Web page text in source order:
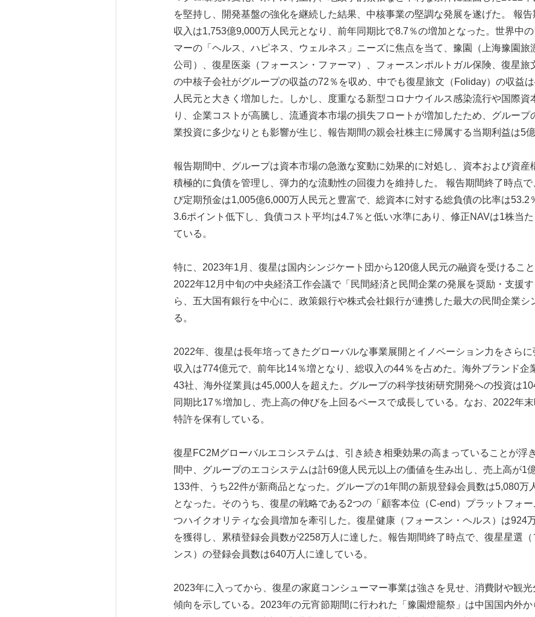
を堅持し、開発基盤の強化を継続した結果、中核事業の堅調な発展を遂げた。 報
収入は1,753億9,000万人民元となり、前年同期比で8.7％の増加となった。世界中
マーの「ヘルス、ハピネス、ウェルネス」ニーズに焦点を当て、豫園（上海豫園旅
公司）、復星医薬（フォースン・ファーマ）、フォースンポルトガル保険、復星旅
の中核子会社がグループの収益の72％を収め、中でも復星旅文（Foliday）の収益
人民元と大きく増加した。しかし、度重なる新型コロナウイルス感染流行や国際資
り、企業コストが高騰し、流通資本市場の損失フロートが増加したため、グループ
業投資に多少なりとも影響が生じ、報告期間の親会社株主に帰属する当期利益は5
報告期間中、グループは資本市場の急激な変動に効果的に対処し、資本および資産
積極的に負債を管理し、弾力的な流動性の回復力を維持した。 報告期間終了時点
び定期預金は1,005億6,000万人民元と豊富で、総資本に対する総負債の比率は53.2
3.6ポイント低下し、負債コスト平均は4.7％と低い水準にあり、修正NAVは1株当
ている。
特に、2023年1月、復星は国内シンジケート団から120億人民元の融資を受けること
2022年12月中旬の中央経済工作会議で「民間経済と民間企業の発展を奨励・支援
ら、五大国有銀行を中心に、政策銀行や株式会社銀行が連携した最大の民間企業シ
る。
2022年、復星は長年培ってきたグローバルな事業展開とイノベーション力をさら
収入は774億元で、前年比14％増となり、総収入の44％を占めた。海外ブランド企
43社、海外従業員は45,000人を超えた。グループの科学技術研究開発への投資は
同期比17％増加し、売上高の伸びを上回るペースで成長している。なお、2022年
特許を保有している。
復星FC2Mグローバルエコシステムは、引き続き相乗効果の高まっていることが浮
間中、グループのエコシステムは計69億人民元以上の価値を生み出し、売上高が1
133件、うち22件が新商品となった。グループの1年間の新規登録会員数は5,080万
となった。そのうち、復星の戦略である2つの「顧客本位（C-end）プラットフォ
つハイクオリティな会員増加を牽引した。復星健康（フォースン・ヘルス）は924
を獲得し、累積登録会員数が2258万人に達した。報告期間終了時点で、復星星選
ンス）の登録会員数は640万人に達している。
2023年に入ってから、復星の家庭コンシューマー事業は強さを見せ、消費財や観
傾向を示している。2023年の元宵節期間に行われた「豫園燈籠祭」は中国国内外
Japanese